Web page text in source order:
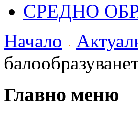
СРЕДНО
Начало
Главно меню